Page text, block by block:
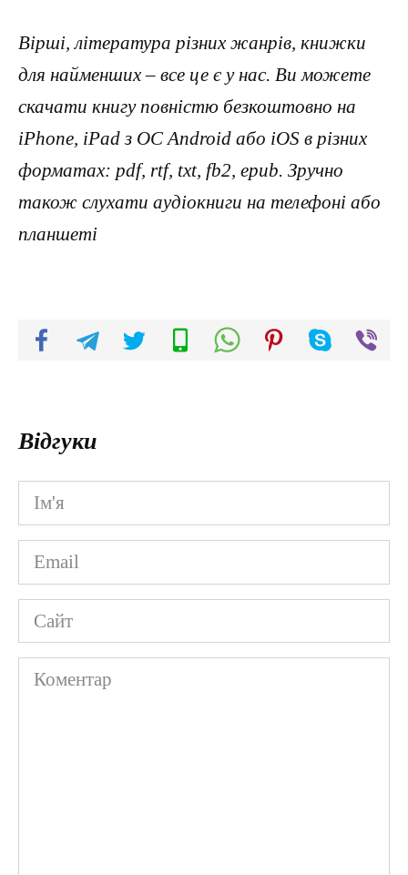
Вірші, література різних жанрів, книжки
для найменших – все це є у нас. Ви можете
скачати книгу повністю безкоштовно на
iPhone, iPad з ОС Android або iOS в різних
форматах: pdf, rtf, txt, fb2, epub. Зручно
також слухати аудіокниги на телефоні або
планшеті
Відгуки
Ім'я
*
Email
*
Сайт
Коментар